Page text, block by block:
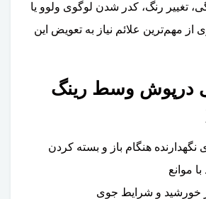
تغییر رنگ، کدر شدن لوگوی ولوو یا
مهم‌ترین علائم نیاز به تعویض این
درپوش وسط رینگ
هنگام باز و بسته کردن
موانع
خورشید و شرایط جوی